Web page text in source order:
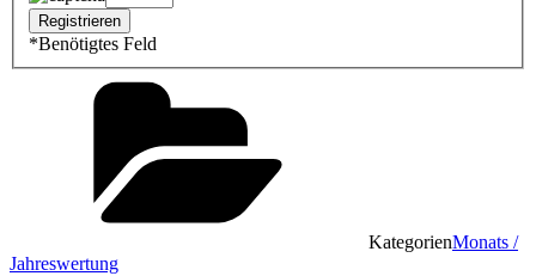
*Benötigtes Feld
KategorienMonats /
Jahreswertung